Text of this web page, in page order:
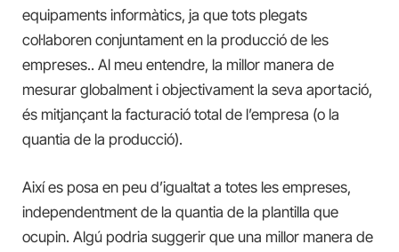
equipaments informàtics, ja que tots plegats
col·laboren conjuntament en la producció de les
empreses.. Al meu entendre, la millor manera de
mesurar globalment i objectivament la seva aportació,
és mitjançant la facturació total de l’empresa (o la
quantia de la producció).
Així es posa en peu d’igualtat a totes les empreses,
independentment de la quantia de la plantilla que
ocupin. Algú podria suggerir que una millor manera de